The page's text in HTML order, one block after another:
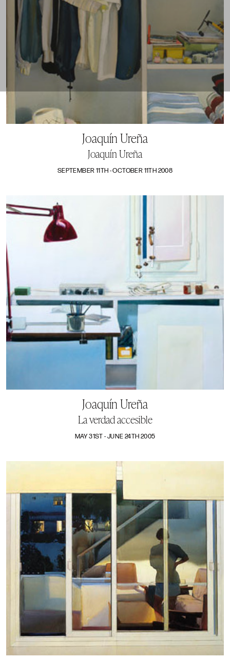
Joaquín Ureña
Joaquín Ureña
SEPTEMBER 11TH - OCTOBER 11TH 2008
Joaquín Ureña
La verdad accesible
MAY 31ST - JUNE 24TH 2005